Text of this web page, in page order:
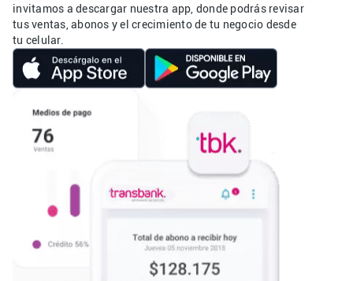
invitamos a descargar nuestra app, donde podrás revisar
tus ventas, abonos y el crecimiento de tu negocio desde
tu celular.